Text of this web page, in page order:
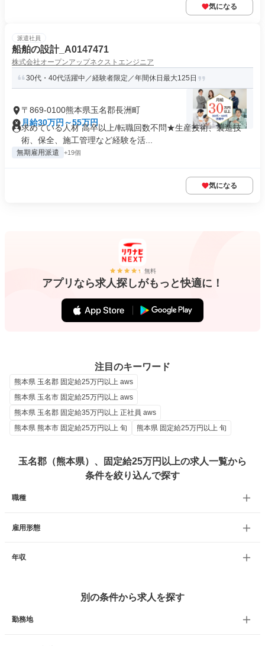
気になる
派遣社員
船舶の設計_A0147471
株式会社オープンアップネクストエンジニア
30代・40代活躍中／経験者限定／年間休日最大125日
〒869-0100熊本県玉名郡長洲町
月給30万円～55万円
求めている人材 高卒以上/転職回数不問★生産技術、製造技
術、保全、施工管理など経験を活...
無期雇用派遣 +19個
気になる
無料
アプリなら求人探しがもっと快適に！
注目のキーワード
熊本県 玉名郡 固定給25万円以上 aws
熊本県 玉名市 固定給25万円以上 aws
熊本県 玉名郡 固定給35万円以上 正社員 aws
熊本県 熊本市 固定給25万円以上 旬
熊本県 固定給25万円以上 旬
玉名郡（熊本県）、固定給25万円以上の求人一覧から
条件を絞り込んで探す
職種
雇用形態
年収
別の条件から求人を探す
勤務地